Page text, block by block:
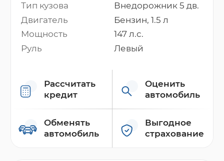
Тип кузова
Внедорожник 5 дв.
Двигатель
Бензин, 1.5 л
Мощность
147 л.с.
Руль
Левый
Рассчитать
кредит
Оценить
автомобиль
Обменять
автомобиль
Выгодное
страхование